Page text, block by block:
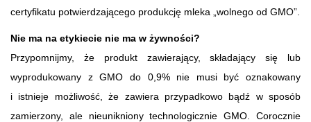
certyfikatu potwierdzającego produkcję mleka „wolnego od GMO”.
Nie ma na etykiecie nie ma w żywności?
Przypomnijmy, że produkt zawierający, składający się lub
wyprodukowany z GMO do 0,9% nie musi być oznakowany
i istnieje możliwość, że zawiera przypadkowo bądź w sposób
zamierzony, ale nieunikniony technologicznie GMO. Corocznie